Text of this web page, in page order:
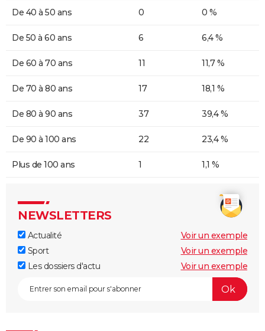
De 40 à 50 ans 0 0 %
De 50 à 60 ans 6 6,4 %
De 60 à 70 ans 11 11,7 %
De 70 à 80 ans 17 18,1 %
De 80 à 90 ans 37 39,4 %
De 90 à 100 ans 22 23,4 %
Plus de 100 ans 1 1,1 %
NEWSLETTERS
Actualité
Voir un exemple
Sport
Voir un exemple
Les dossiers d'actu
Voir un exemple